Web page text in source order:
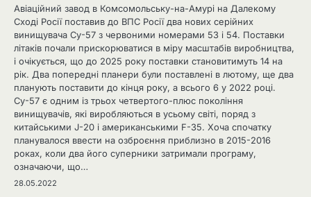
Авіаційний завод в Комсомольську-на-Амурі на Далекому
Сході Росії поставив до ВПС Росії два нових серійних
винищувача Су-57 з червоними номерами 53 і 54. Поставки
літаків почали прискорюватися в міру масштабів виробництва,
і очікується, що до 2025 року поставки становитимуть 14 на
рік. Два попередні планери були поставлені в лютому, ще два
планують поставити до кінця року, а всього 6 у 2022 році.
Су-57 є одним із трьох четвертого-плюс покоління
винищувачів, які виробляються в усьому світі, поряд з
китайськими J-20 і американськими F-35. Хоча спочатку
планувалося ввести на озброєння приблизно в 2015-2016
роках, коли два його суперники затримали програму,
означаючи, що…
28.05.2022